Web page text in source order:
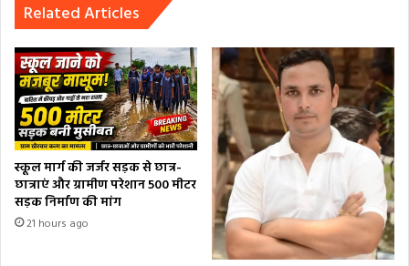
Related Articles
स्कूल मार्ग की जर्जर सड़क से छात्र-
छात्राएं और ग्रामीण परेशान 500 मीटर
सड़क निर्माण की मांग
21 hours ago